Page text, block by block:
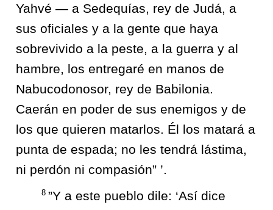
Yahvé — a Sedequías, rey de Judá, a
sus oficiales y a la gente que haya
sobrevivido a la peste, a la guerra y al
hambre, los entregaré en manos de
Nabucodonosor, rey de Babilonia.
Caerán en poder de sus enemigos y de
los que quieren matarlos. Él los matará a
punta de espada; no les tendrá lástima,
ni perdón ni compasión” ’.
8 ”Y a este pueblo dile: ‘Así dice